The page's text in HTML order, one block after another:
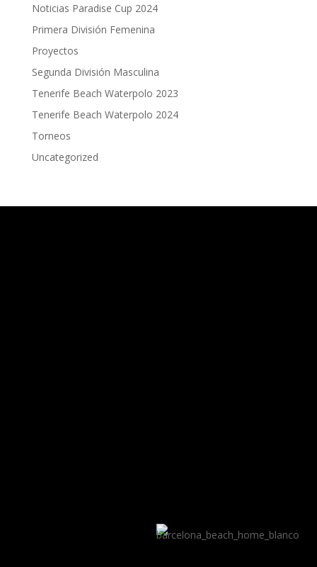
Noticias Paradise Cup 2024
Primera División Femenina
Proyectos
Segunda División Masculina
Tenerife Beach Waterpolo 2023
Tenerife Beach Waterpolo 2024
Torneos
Uncategorized